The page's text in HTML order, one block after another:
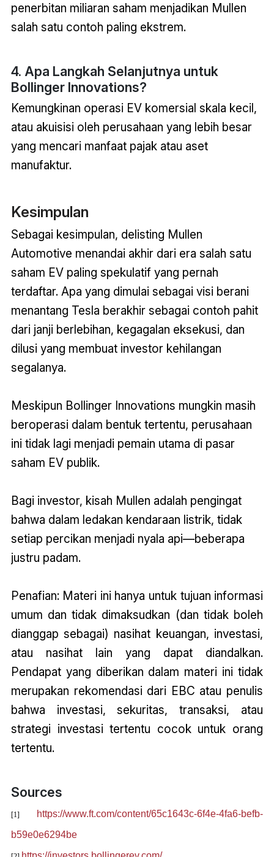
penerbitan miliaran saham menjadikan Mullen
salah satu contoh paling ekstrem.
4. Apa Langkah Selanjutnya untuk
Bollinger Innovations?
Kemungkinan operasi EV komersial skala kecil,
atau akuisisi oleh perusahaan yang lebih besar
yang mencari manfaat pajak atau aset
manufaktur.
Kesimpulan
Sebagai kesimpulan, delisting Mullen
Automotive menandai akhir dari era salah satu
saham EV paling spekulatif yang pernah
terdaftar. Apa yang dimulai sebagai visi berani
menantang Tesla berakhir sebagai contoh pahit
dari janji berlebihan, kegagalan eksekusi, dan
dilusi yang membuat investor kehilangan
segalanya.
Meskipun Bollinger Innovations mungkin masih
beroperasi dalam bentuk tertentu, perusahaan
ini tidak lagi menjadi pemain utama di pasar
saham EV publik.
Bagi investor, kisah Mullen adalah pengingat
bahwa dalam ledakan kendaraan listrik, tidak
setiap percikan menjadi nyala api—beberapa
justru padam.
Penafian: Materi ini hanya untuk tujuan informasi
umum dan tidak dimaksudkan (dan tidak boleh
dianggap sebagai) nasihat keuangan, investasi,
atau nasihat lain yang dapat diandalkan.
Pendapat yang diberikan dalam materi ini tidak
merupakan rekomendasi dari EBC atau penulis
bahwa investasi, sekuritas, transaksi, atau
strategi investasi tertentu cocok untuk orang
tertentu.
Sources
[1]
https://www.ft.com/content/65c1643c-6f4e-4fa6-befb-
b59e0e6294be